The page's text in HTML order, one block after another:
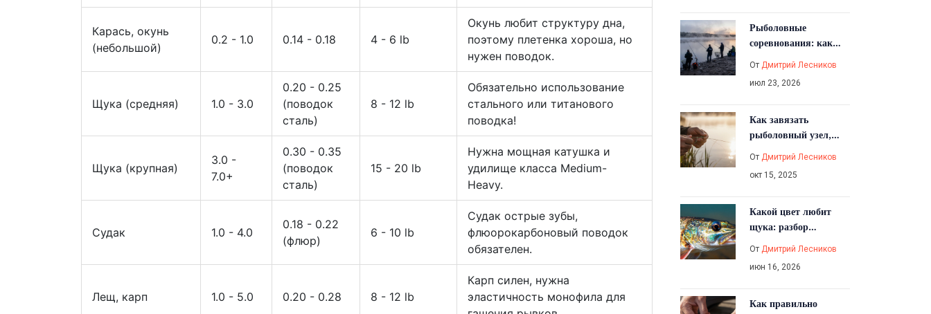
Карась, окунь
(небольшой)
0.2 - 1.0 0.14 - 0.18 4 - 6 lb
Окунь любит структуру дна,
поэтому плетенка хороша, но
нужен поводок.
Щука (средняя) 1.0 - 3.0
0.20 - 0.25
(поводок
сталь)
8 - 12 lb
Обязательно использование
стального или титанового
поводка!
Щука (крупная)
3.0 -
7.0+
0.30 - 0.35
(поводок
сталь)
15 - 20 lb
Нужна мощная катушка и
удилище класса Medium-
Heavy.
Судак 1.0 - 4.0
0.18 - 0.22
(флюр)
6 - 10 lb
Судак острые зубы,
флюорокарбоновый поводок
обязателен.
Лещ, карп 1.0 - 5.0 0.20 - 0.28 8 - 12 lb
Карп силен, нужна
эластичность монофила для
Рыболовные
соревнования: как
виды и правила
От Дмитрий Лесников
июл 23, 2026
Как завязать
рыболовный узел,
развязать: пошаговое
руководство
От Дмитрий Лесников
окт 15, 2025
Какой цвет любит
щука: разбор
прозрачности воды
От Дмитрий Лесников
июн 16, 2026
Как правильно